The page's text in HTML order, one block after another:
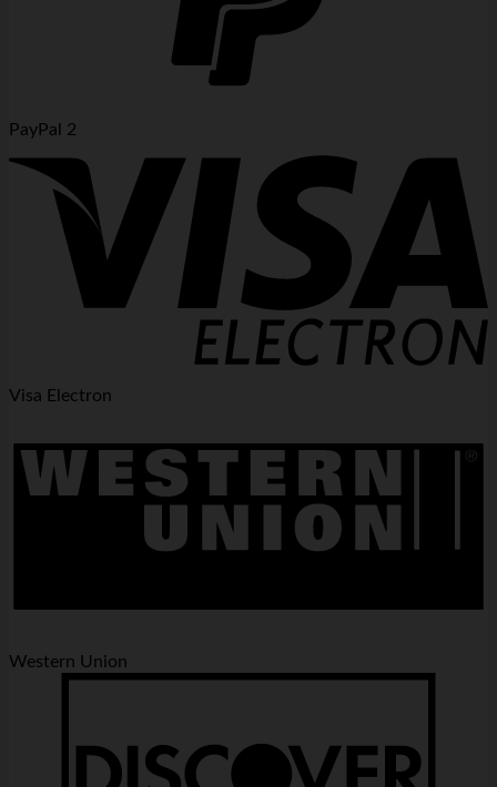
PayPal 2
Visa Electron
Western Union